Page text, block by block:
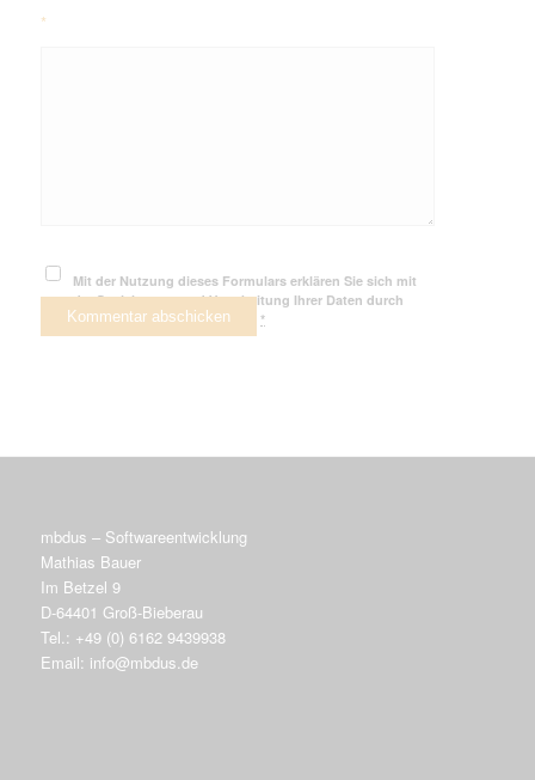
*
Mit der Nutzung dieses Formulars erklären Sie sich mit
der Speicherung und Verarbeitung Ihrer Daten durch
diese Website einverstanden.*
mbdus – Softwareentwicklung
Mathias Bauer
Im Betzel 9
D-64401 Groß-Bieberau
Tel.: +49 (0) 6162 9439938
Email: info@mbdus.de